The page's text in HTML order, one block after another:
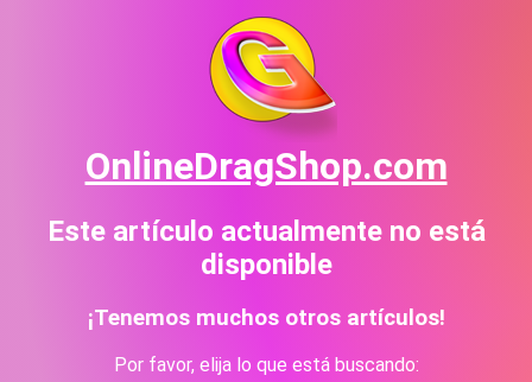
OnlineDragShop.com
Este artículo actualmente no está
disponible
¡Tenemos muchos otros artículos!
Por favor, elija lo que está buscando: